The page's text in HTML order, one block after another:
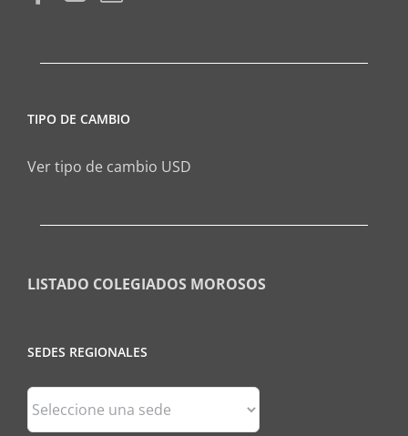
TIPO DE CAMBIO
Ver tipo de cambio USD
LISTADO COLEGIADOS MOROSOS
SEDES REGIONALES
Sedes
Regionales